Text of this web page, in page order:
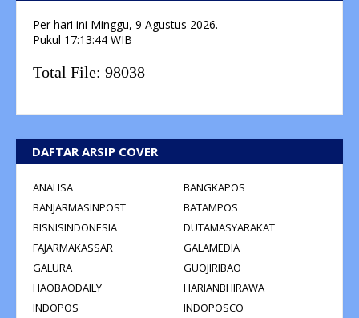
Per hari ini Minggu, 9 Agustus 2026.
Pukul 17:13:44 WIB
Total File: 98038
DAFTAR ARSIP COVER
ANALISA
BANGKAPOS
BANJARMASINPOST
BATAMPOS
BISNISINDONESIA
DUTAMASYARAKAT
FAJARMAKASSAR
GALAMEDIA
GALURA
GUOJIRIBAO
HAOBAODAILY
HARIANBHIRAWA
INDOPOS
INDOPOSCO